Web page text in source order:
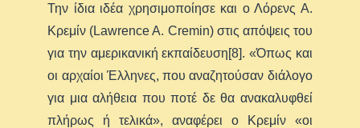
Την ίδια ιδέα χρησιμοποίησε και ο Λόρενς Α.
Κρεμίν (Lawrence A. Cremin) στις απόψεις του
για την αμερικανική εκπαίδευση[8]. «Όπως και
οι αρχαίοι Έλληνες, που αναζητούσαν διάλογο
για μια αλήθεια που ποτέ δε θα ανακαλυφθεί
πλήρως ή τελικά», αναφέρει ο Κρεμίν «οι